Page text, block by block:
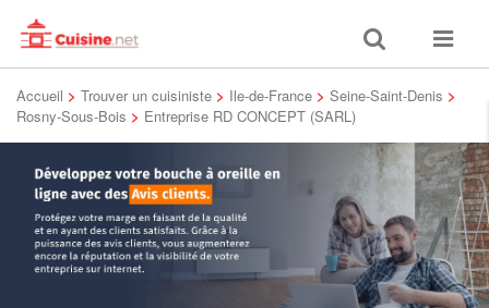
Toggle
search
Toggle
Accueil > Trouver un cuisiniste > Ile-de-France > Seine-Saint-Denis >
Rosny-Sous-Bois > Entreprise RD CONCEPT (SARL)